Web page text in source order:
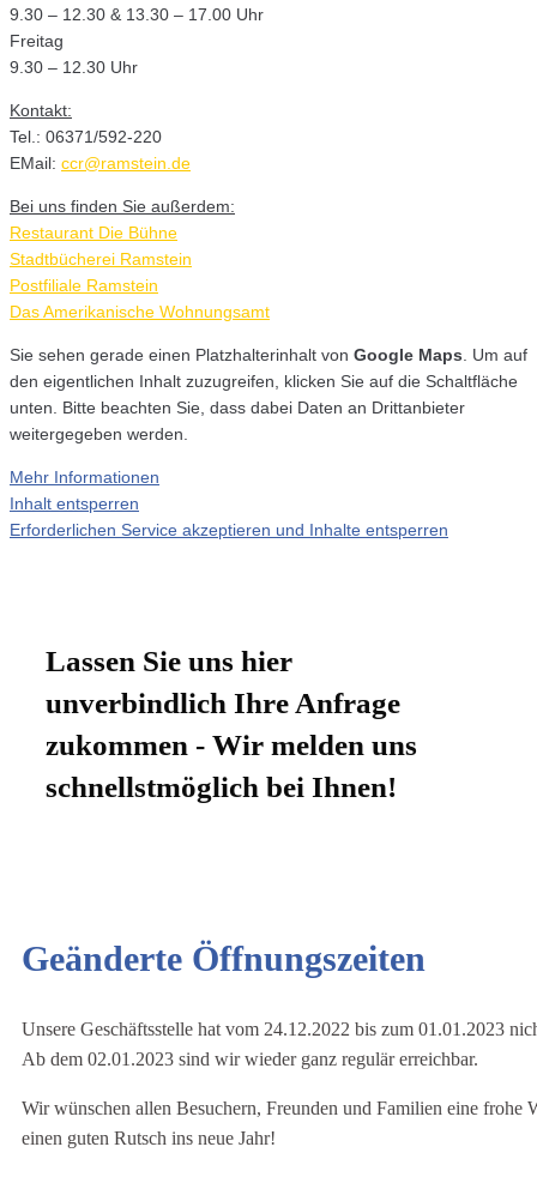
9.30 – 12.30 & 13.30 – 17.00 Uhr
Freitag
9.30 – 12.30 Uhr
Kontakt:
Tel.: 06371/592-220
EMail: ccr@ramstein.de
Bei uns finden Sie außerdem:
Restaurant Die Bühne
Stadtbücherei Ramstein
Postfiliale Ramstein
Das Amerikanische Wohnungsamt
Sie sehen gerade einen Platzhalterinhalt von Google Maps . Um auf
den eigentlichen Inhalt zuzugreifen, klicken Sie auf die Schaltfläche
unten. Bitte beachten Sie, dass dabei Daten an Drittanbieter
weitergegeben werden.
Mehr Informationen
Inhalt entsperren
Erforderlichen Service akzeptieren und Inhalte entsperren
Lassen Sie uns hier
unverbindlich Ihre Anfrage
zukommen - Wir melden uns
schnellstmöglich bei Ihnen!
Geänderte Öffnungszeiten
Unsere Geschäftsstelle hat vom 24.12.2022 bis zum 01.01.2023
Ab dem 02.01.2023 sind wir wieder ganz regulär erreichbar.
Wir wünschen allen Besuchern, Freunden und Familien eine frohe
einen guten Rutsch ins neue Jahr!